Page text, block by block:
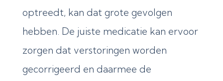
optreedt, kan dat grote gevolgen
hebben. De juiste medicatie kan ervoor
zorgen dat verstoringen worden
gecorrigeerd en daarmee de